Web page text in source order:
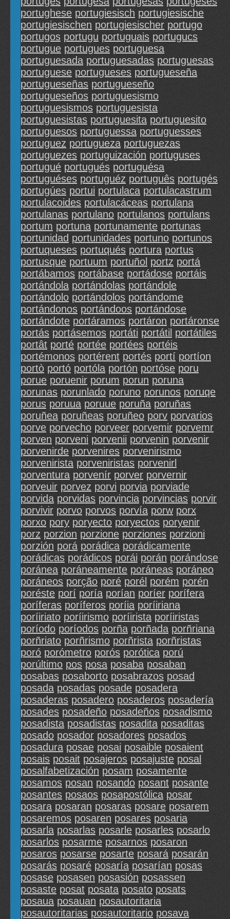
portughese portugiesisch portugiesische
portugiesischen portugiesischer portugo
portugos portugu portuguais portugucs
portugue portugues portuguesa
portuguesada portuguesadas portuguesas
portuguese portugueses portugueseña
portugueseñas portugueseño
portugueseños portuguesismo
portuguesismos portuguesista
portuguesistas portuguesita portuguesito
portuguesos portuguessa portuguesses
portuguez portugueza portuguezas
portuguezes portuguización portuguses
portugué portugués portuguésa
portuguéses portuguéz português portugés
portugúes portui portulaca portulacastrum
portulacoides portulacáceas portulana
portulanas portulano portulanos portulans
portum portuna portunamente portunas
portunidad portunidades portuno portunos
portuqueses portuqués portura portus
portusque portuum portuñol portz portá
portábamos portábase portádose portáis
portándola portándolas portándole
portándolo portándolos portándome
portándonos portándoos portándose
portándote portáramos portáron portáronse
portás portásemos portáti portátil portátiles
portât porté portée portées portéis
portémonos portérent portés portí portíon
portò portó portóla portón portóse poru
porue poruenir porum porun poruna
porunas porunlado poruno porunos poruqe
porus poruua poruue poruña poruñas
poruñea poruñeas poruñeo porv porvarios
porve porvecho porveer porvemir porvemr
porven porveni porvenii porvenin porvenir
porvenirde porvenires porvenirismo
porvenirista porveniristas porvenirl
porventura porvenír porver porvernir
porveuir porvez porvi porvia porviade
porvida porvidas porvincia porvincias porvir
porvivir porvo porvos porvía porw porx
porxo pory poryecto poryectos poryenir
porz porzion porzione porziones porzioni
porzión porá porádica porádicamente
porádicas porádicos porái porán porándose
poránea poráneamente poráneas poráneo
poráneos porção poré porél porém porén
poréste porí poría porían poríer porífera
poríferas poríferos poríia poríiriana
poríiriato poríirismo poríirista poríiristas
poríodo poríodos porña porñada porñriana
porñriato porñrismo porñrista porñristas
poró porómetro porós porótica porú
porúltimo pos posa posaba posaban
posabas posaborto posabrazos posad
posada posadas posade posadera
posaderas posadero posaderos posadería
posades posadeño posadeños posadismo
posadista posadistas posadita posaditas
posado posador posadores posados
posadura posae posai posaible posaient
posais posait posajeros posajuste posal
posalfabetización posam posamente
posamos posan posando posant posante
posantes posaos posapostólica posar
posara posaran posaras posare posarem
posaremos posaren posares posaria
posarla posarlas posarle posarles posarlo
posarlos posarme posarnos posaron
posaros posarse posarte posará posarán
posarás posaré posaría posarían posas
posase posasen posasión posassen
posaste posat posata posato posats
posaua posauan posautoritaria
posautoritarias posautoritario posava